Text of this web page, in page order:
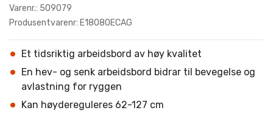
Varenr.: 509079
Produsentvarenr: E18080ECAG
Et tidsriktig arbeidsbord av høy kvalitet
En hev- og senk arbeidsbord bidrar til bevegelse og
avlastning for ryggen
Kan høydereguleres 62-127 cm